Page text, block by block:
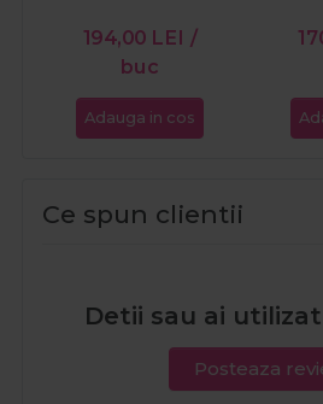
194,00 LEI /
buc
Adauga in cos
Ce spun clientii
Detii sau ai
Posteaza